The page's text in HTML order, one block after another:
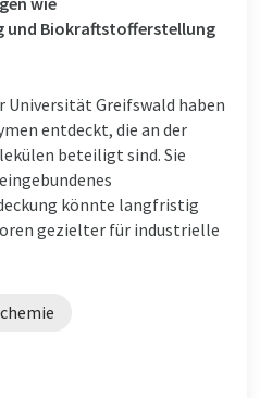
und Biokraftstofferstellung
Universität Greifswald haben
entdeckt, die an der
beteiligt sind. Sie
könnte langfristig
gezielter für industrielle